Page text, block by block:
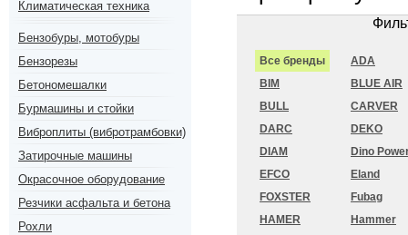
Климатическая техника
Бензобуры, мотобуры
Бензорезы
Бетономешалки
Бурмашины и стойки
Виброплиты (вибротрамбовки)
Затирочные машины
Окрасочное оборудование
Резчики асфальта и бетона
Рохли
Все бренды
ADA
BIM
BLUE AIR
BULL
CARVER
DARC
DEKO
DIAM
Dino
EFCO
Eland
FOXSTER
Fubag
HAMER
Hammer